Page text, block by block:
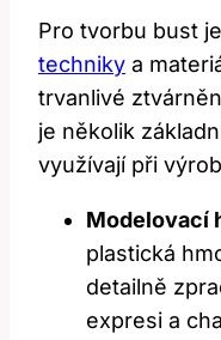
Pro tvorbu bust
techniky a
trvanlivé
je několik
využívají při
Modelovací
plastická
detailně
expresi a